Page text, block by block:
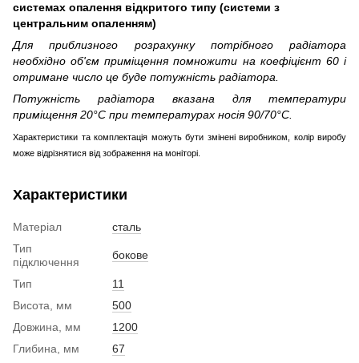
системах опалення вiдкритого типу (системи з
центральним опаленням)
Для приблизного розрахунку потрібного радіатора
необхідно об'єм приміщення помножити на коефіцієнт 60 і
отримане число це буде потужність радіатора.
Потужність радіатора вказана для температури
приміщення 20°С при температурах носія 90/70°С.
Характеристики та комплектація можуть бути змінені виробником, колір виробу
може відрізнятися від зображення на моніторі.
Характеристики
Матеріал
сталь
Тип
підключення
бокове
Тип
11
Висота, мм
500
Довжина, мм
1200
Глибина, мм
67